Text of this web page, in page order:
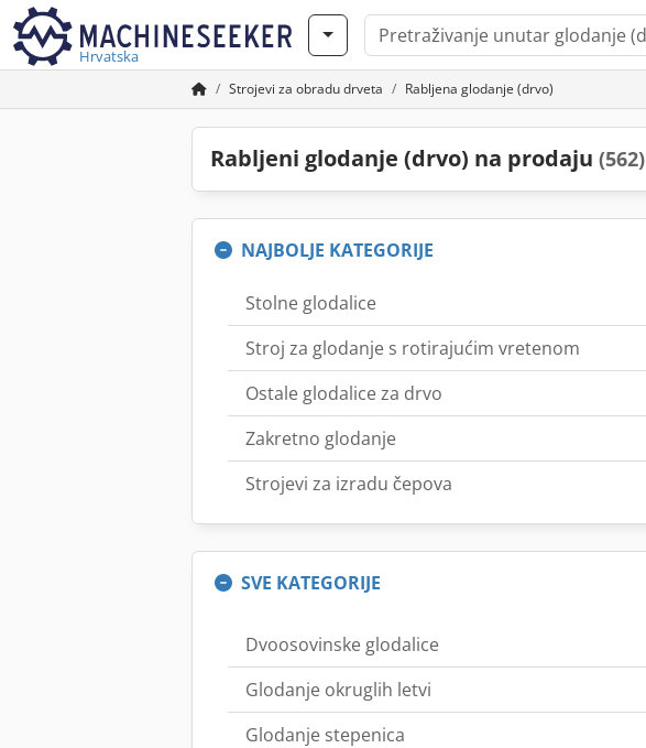
Hrvatska
Strojevi za obradu drveta Rabljena glodanje (drvo)
Rabljeni glodanje (drvo) na prodaju (562)
NAJBOLJE KATEGORIJE
Stolne glodalice
Stroj za glodanje s rotirajućim vretenom
Ostale glodalice za drvo
Zakretno glodanje
Strojevi za izradu čepova
SVE KATEGORIJE
Dvoosovinske glodalice
Glodanje okruglih letvi
Glodanje stepenica